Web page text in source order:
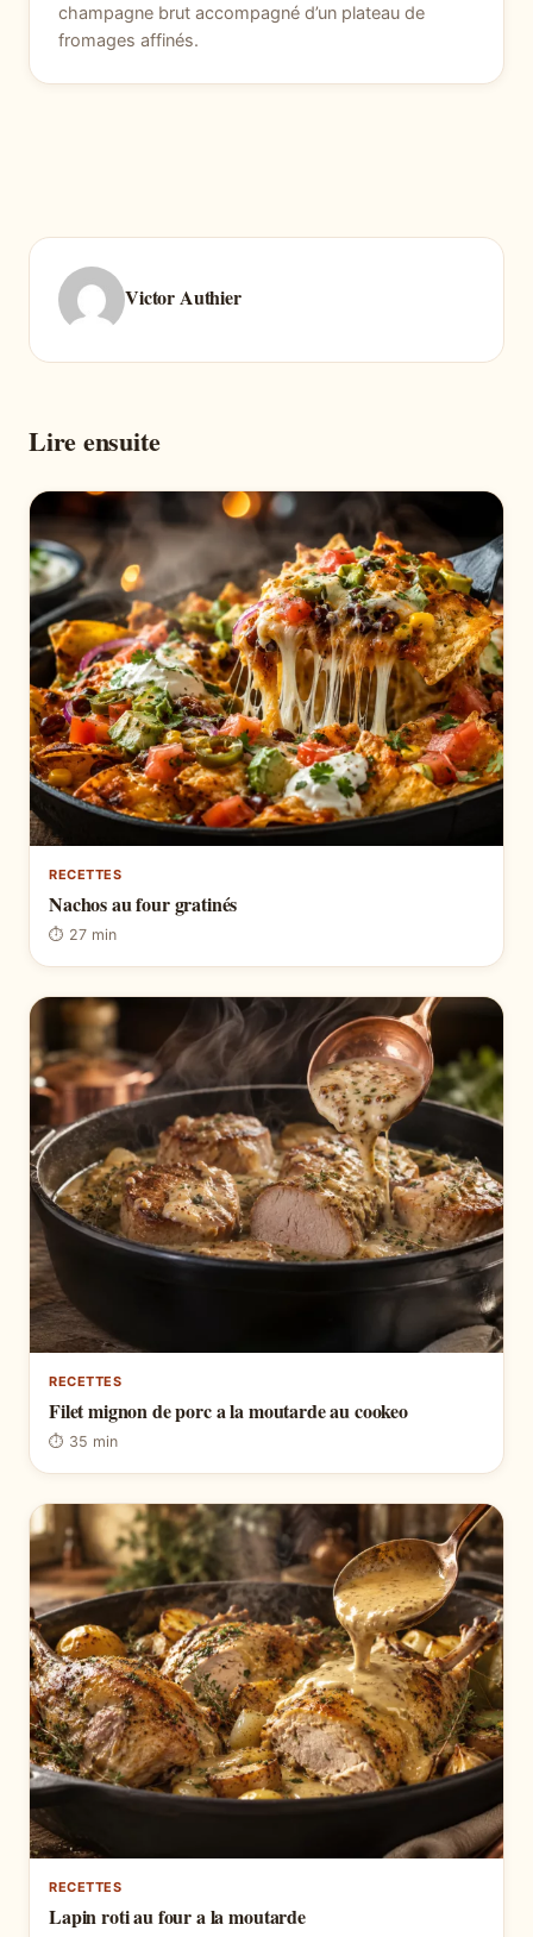
champagne brut accompagné d’un plateau de
fromages affinés.
Victor Authier
Lire ensuite
RECETTES
Nachos au four gratinés
⏱ 27 min
RECETTES
Filet mignon de porc a la moutarde au cookeo
⏱ 35 min
RECETTES
Lapin roti au four a la moutarde